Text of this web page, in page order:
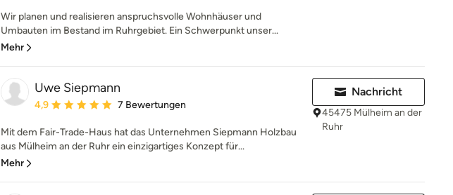
Wir planen und realisieren anspruchsvolle Wohnhäuser und
Umbauten im Bestand im Ruhrgebiet. Ein Schwerpunkt unser...
Mehr
Uwe Siepmann
Durchschnittliche Bewertung: 4.9 von 5 Sternen
4,9 7 Bewertungen
Mit dem Fair-Trade-Haus hat das Unternehmen Siepmann Holzbau
aus Mülheim an der Ruhr ein einzigartiges Konzept für...
Mehr
Nachricht
45475 Mülheim an der
Ruhr